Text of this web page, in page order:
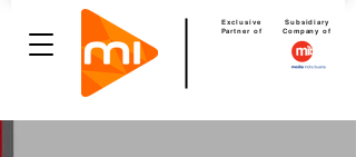
Exclusive
Partner of
Subsidiary
Company of